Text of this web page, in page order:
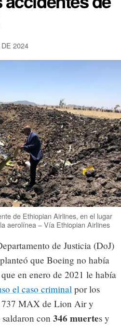
2024
de Ethiopian Airlines, en el lugar
aerolínea – Vía Ethiopian Airlines
de Justicia (DoJ)
que Boeing no había
en enero de 2021 le había
el caso criminal por los
737 MAX de Lion Air y
con 346 muertes y